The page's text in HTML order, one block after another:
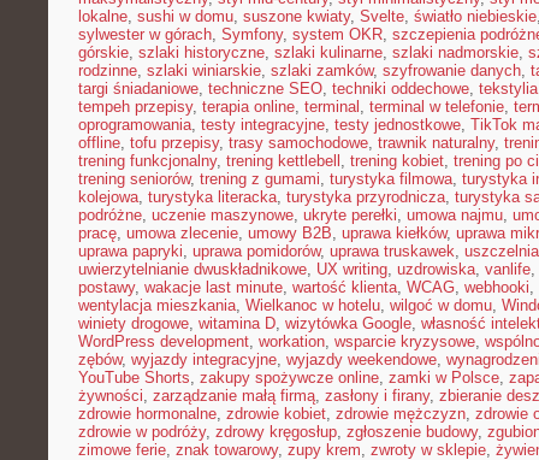
lokalne, sushi w domu, suszone kwiaty, Svelte, światło niebieskie
sylwester w górach, Symfony, system OKR, szczepienia
górskie, szlaki historyczne, szlaki kulinarne, szlaki nadmorskie,
rodzinne, szlaki winiarskie, szlaki zamków, szyfrowanie danych,
targi śniadaniowe, techniczne SEO, techniki oddechowe,
tempeh przepisy, terapia online, terminal , terminal w telefonie,
oprogramowania, testy integracyjne, testy jednostkowe, TikTok
offline, tofu przepisy, trasy samochodowe, trawnik naturalny,
trening funkcjonalny, trening kettlebell , trening kobiet, trening po
trening seniorów, trening z gumami, turystyka filmowa, turystyka
kolejowa, turystyka literacka, turystyka przyrodnicza, turystyka
podróżne, uczenie maszynowe, ukryte perełki, umowa najmu,
pracę, umowa zlecenie, umowy B2B, uprawa kiełków, uprawa
uprawa papryki, uprawa pomidorów, uprawa truskawek,
uwierzytelnianie dwuskładnikowe, UX writing, uzdrowiska, vanlife,
postawy, wakacje last minute, wartość klienta, WCAG, webhooki,
wentylacja mieszkania, Wielkanoc w hotelu, wilgoć w domu,
winiety drogowe, witamina D, wizytówka Google, własność
WordPress development, workation, wsparcie kryzysowe,
zębów, wyjazdy integracyjne, wyjazdy weekendowe,
YouTube Shorts, zakupy spożywcze online, zamki w Polsce,
żywności, zarządzanie małą firmą, zasłony i firany, zbieranie
zdrowie hormonalne, zdrowie kobiet, zdrowie mężczyzn, zdrowie
zdrowie w podróży, zdrowy kręgosłup, zgłoszenie budowy,
zimowe ferie, znak towarowy, zupy krem, zwroty w sklepie,